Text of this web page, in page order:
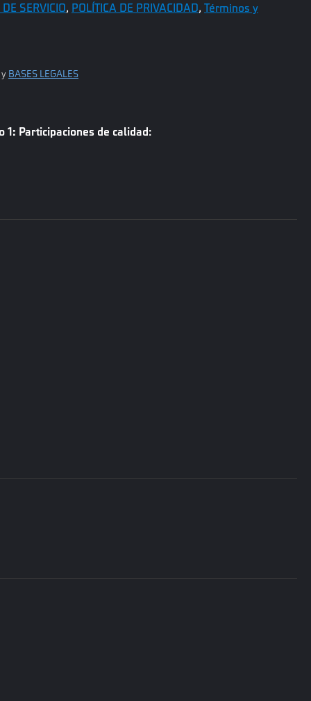
SERVICIO, POLÍTICA DE PRIVACIDAD, Términos y
y BASES LEGALES
1: Participaciones de calidad: